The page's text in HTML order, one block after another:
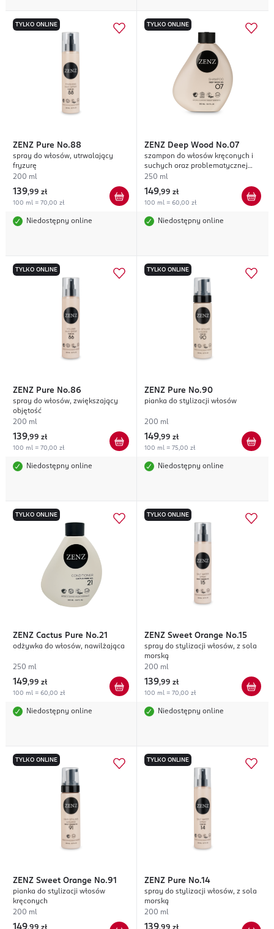
TYLKO ONLINE
ZENZ Pure No.88
spray do włosów, utrwalający
fryzurę
200 ml
139,99 zł
100 ml = 70,00 zł
Niedostępny online
TYLKO ONLINE
ZENZ Deep Wood No.07
szampon do włosów kręconych i
suchych oraz problematycznej
skóry głowy
250 ml
149,99 zł
100 ml = 60,00 zł
Niedostępny online
TYLKO ONLINE
ZENZ Pure No.86
spray do włosów, zwiększający
objętość
200 ml
139,99 zł
100 ml = 70,00 zł
Niedostępny online
TYLKO ONLINE
ZENZ Pure No.90
pianka do stylizacji włosów
200 ml
149,99 zł
100 ml = 75,00 zł
Niedostępny online
TYLKO ONLINE
ZENZ Cactus Pure No.21
odżywka do włosów, nawilżająca
250 ml
149,99 zł
100 ml = 60,00 zł
Niedostępny online
TYLKO ONLINE
ZENZ Sweet Orange No.15
spray do stylizacji włosów, z sola
morską
200 ml
139,99 zł
100 ml = 70,00 zł
Niedostępny online
TYLKO ONLINE
ZENZ Sweet Orange No.91
pianka do stylizacji włosów
kręconych
200 ml
149
TYLKO ONLINE
ZENZ Pure No.14
spray do stylizacji włosów, z sola
morską
200 ml
139